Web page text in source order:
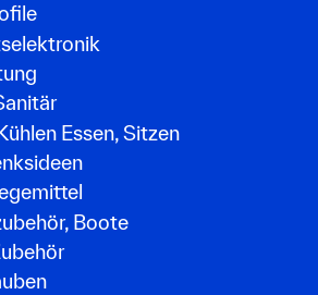
Essen, Sitzen
Boote